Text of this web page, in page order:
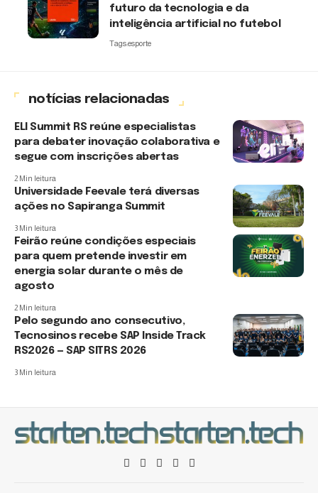
futuro da tecnologia e da
inteligência artificial no futebol
Tags:esporte
notícias relacionadas
ELI Summit RS reúne especialistas
para debater inovação colaborativa e
segue com inscrições abertas
2 Min leitura
Universidade Feevale terá diversas
ações no Sapiranga Summit
3 Min leitura
Feirão reúne condições especiais
para quem pretende investir em
energia solar durante o mês de
agosto
2 Min leitura
Pelo segundo ano consecutivo,
Tecnosinos recebe SAP Inside Track
RS2026 — SAP SITRS 2026
3 Min leitura